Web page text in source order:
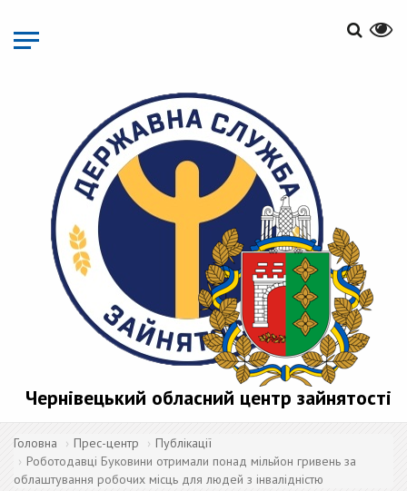
основного
матеріалу
Чернівецький обласний центр зайнятості
Головна Прес-центр
Публікації
Роботодавці Буковини отримали понад мільйон гривень за
облаштування робочих місць для людей з інвалідністю